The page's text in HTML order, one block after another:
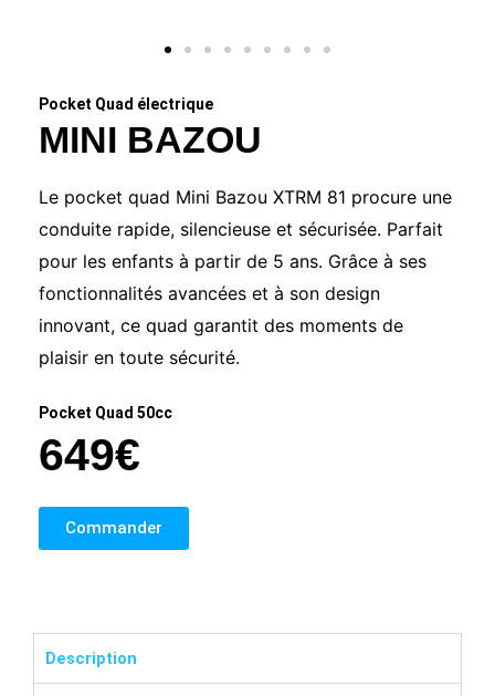
Pocket Quad électrique
MINI BAZOU
Le pocket quad Mini Bazou XTRM 81 procure une
conduite rapide, silencieuse et sécurisée. Parfait
pour les enfants à partir de 5 ans. Grâce à ses
fonctionnalités avancées et à son design
innovant, ce quad garantit des moments de
plaisir en toute sécurité.
Pocket Quad 50cc
649€
Commander
Description